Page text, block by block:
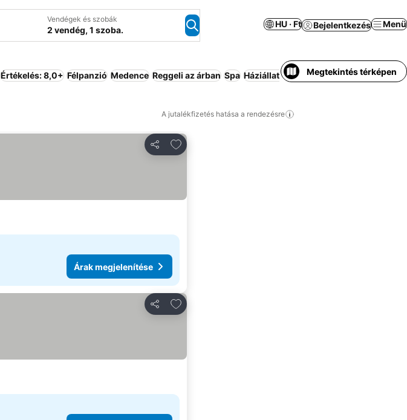
Vendégek és szobák
2 vendég, 1 szoba.
HU · Ft Bejelentkezés Menü
Értékelés: 8,0+ Félpanzió Medence Reggeli az árban Spa Háziállat megengedett Parkoló
Megtekintés térképen
A jutalékfizetés hatása a rendezésre
Megosztás
Hozzáadás a kedvencekhez
Árak megjelenítése
Megosztás
Hozzáadás a kedvencekhez